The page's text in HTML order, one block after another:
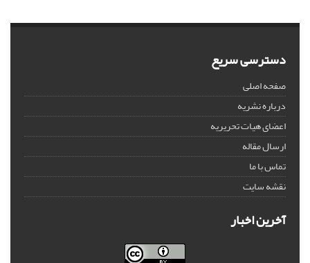
دسترسی سریع
صفحه اصلی
درباره نشریه
اعضای هیات تحریریه
ارسال مقاله
تماس با ما
نقشه سایت
آخرین اخبار